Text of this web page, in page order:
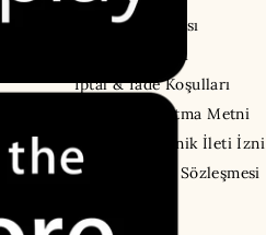
Gizlilik Politikası
Çerez Politikası
İptal & İade Koşulları
KVKK Aydınlatma Metni
Ticari Elektronik İleti İzni
Mesafeli Satış Sözleşmesi